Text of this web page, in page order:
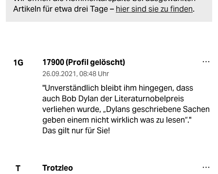
Artikeln für etwa drei Tage – hier sind sie zu finden.
1G 17900 (Profil gelöscht)
26.09.2021, 08:48 Uhr
"Unverständlich bleibt ihm hingegen, dass
auch Bob Dylan der Literaturnobelpreis
verliehen wurde, „Dylans geschriebene Sachen
geben einem nicht wirklich was zu lesen“."
Das gilt nur für Sie!
T Trotzleo